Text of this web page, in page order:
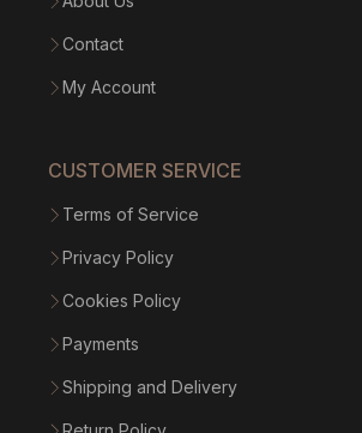
Contact
My Account
CUSTOMER SERVICE
Terms of Service
Privacy Policy
Cookies Policy
Payments
Shipping and Delivery